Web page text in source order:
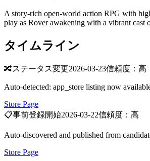
A story-rich open-world action RPG with
play as Rover awakening with a vibrant cast
タイムライン
🔀ステータス変更2026-03-23信頼度：高
Auto-detected: app_store listing now
Store Page
📋事前登録開始2026-03-22信頼度：高
Auto-discovered and published from
Store Page